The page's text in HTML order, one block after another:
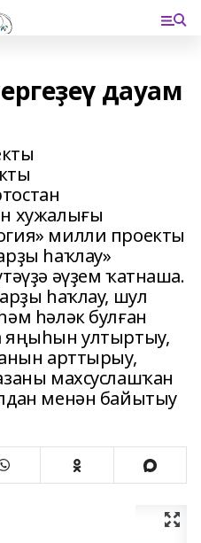
дауам
хужалығы
милли проекты
һаҡлау»
әүҙем ҡатнаша.
һаҡлау, шул
һәләк булған
яңыһын ултыртыу,
арттырыу,
махсуслашҡан
менән байытыу